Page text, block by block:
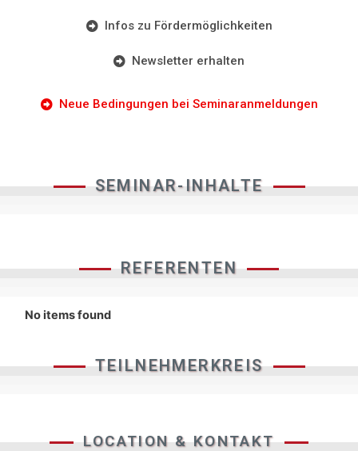
Infos zu Fördermöglichkeiten
Newsletter erhalten
Neue Bedingungen bei Seminaranmeldungen
SEMINAR-INHALTE
REFERENTEN
No items found
TEILNEHMERKREIS
LOCATION & KONTAKT